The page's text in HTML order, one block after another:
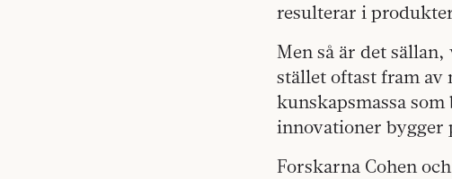
resulterar i
Men så är det
stället oftast fram av
kunskapsmassa
innovationer bygger
Forskarna Cohen